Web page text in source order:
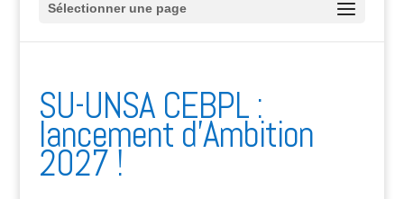
Sélectionner une page
SU-UNSA CEBPL :
lancement d’Ambition
2027 !